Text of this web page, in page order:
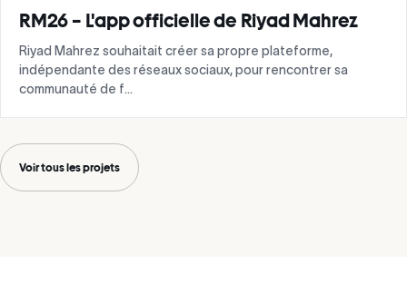
RM26 – L'app officielle de Riyad Mahrez
Riyad Mahrez souhaitait créer sa propre plateforme,
indépendante des réseaux sociaux, pour rencontrer sa
communauté de f…
Voir tous les projets